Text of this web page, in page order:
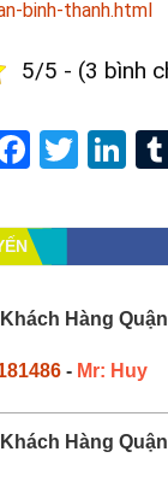
binh-thanh.html
5/5 - (3 bình
Hàng
- Mr: Huy
Hàng